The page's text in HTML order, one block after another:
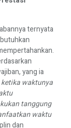
ternyata
yang ia
waktunya
tanggung
waktu
dan